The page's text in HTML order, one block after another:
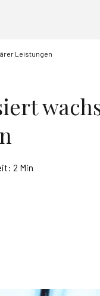
Leistungen
2 Min